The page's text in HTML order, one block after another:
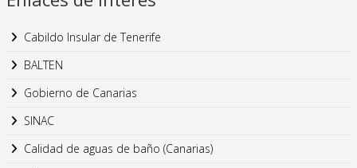
Cabildo Insular de Tenerife
BALTEN
Gobierno de Canarias
SINAC
Calidad de aguas de baño (Canarias)